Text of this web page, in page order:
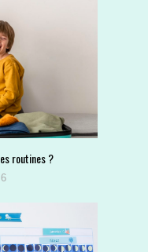
routines ?